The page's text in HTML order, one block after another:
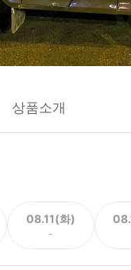
상품소개
08.11(화)
-